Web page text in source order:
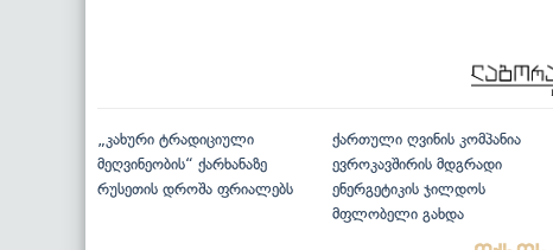
„კახური ტრადიციული
მეღვინეობის“ ქარხანაზე
რუსეთის დროშა ფრიალებს
ქართული ღვინის კომპანია
ევროკავშირის მდგრადი
ენერგეტიკის ჯილდოს
მფლობელი გახდა